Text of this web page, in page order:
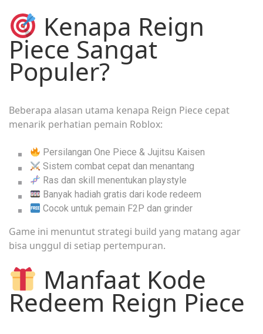
Kenapa Reign
Piece Sangat
Populer?
Beberapa alasan utama kenapa Reign Piece cepat
menarik perhatian pemain Roblox:
Persilangan One Piece & Jujitsu Kaisen
Sistem combat cepat dan menantang
Ras dan skill menentukan playstyle
Banyak hadiah gratis dari kode redeem
Cocok untuk pemain F2P dan grinder
Game ini menuntut strategi build yang matang agar
bisa unggul di setiap pertempuran.
Manfaat Kode
Redeem Reign Piece